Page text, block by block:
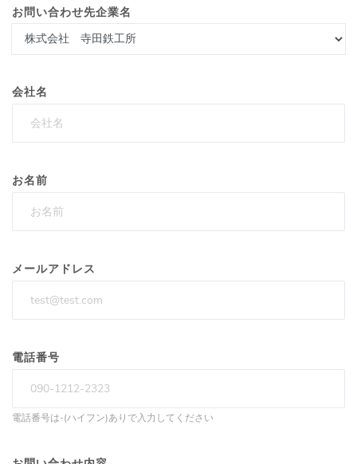
お問い合わせ先企業名
会社名
お名前
メールアドレス
電話番号
電話番号は-(ハイフン)ありで入力してください